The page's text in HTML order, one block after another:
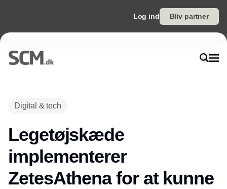
Log ind Bliv partner
Digital & tech
Legetøjskæde
implementerer
ZetesAthena for at kunne